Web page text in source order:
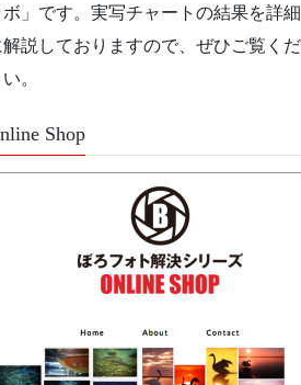
ボ」です。実写チャートの結果を詳細
解説しておりますので、ぜひご覧くだ
。
Shop